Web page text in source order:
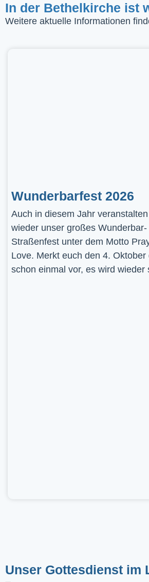
In der Bethelkirche ist
Weitere aktuelle Informationen
Wunderbarfest 2026
Auch in diesem Jahr
wieder unser großes Wunderbar-
Straßenfest unter dem Motto
Love. Merkt euch den 4. Oktober
schon einmal vor, es wird wieder
Unser Gottesdienst im